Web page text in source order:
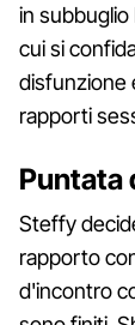
in subbuglio
cui si
disfunzione
rapporti
Puntata
Steffy
rapporto
d'incontro